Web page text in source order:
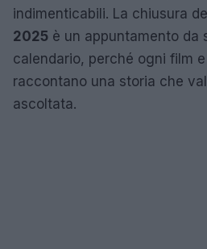
indimenticabili. La chiusura
2025 è un appuntamento da
calendario, perché ogni film
raccontano una storia che
ascoltata.